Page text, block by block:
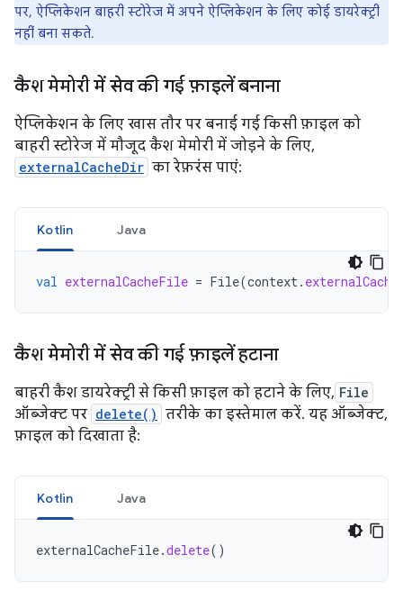
पर, ऐप्लिकेशन बाहरी स्टोरेज में अपने ऐप्लिकेशन के लिए कोई डायरेक्ट्री
नहीं बना सकते.
कैश मेमोरी में सेव की गई फ़ाइलें बनाना
ऐप्लिकेशन के लिए खास तौर पर बनाई गई किसी फ़ाइल को
बाहरी स्टोरेज में मौजूद कैश मेमोरी में जोड़ने के लिए,
externalCacheDir का रेफ़रंस पाएं:
Kotlin Java
val externalCacheFile = File(context.
कैश मेमोरी में सेव की गई फ़ाइलें हटाना
बाहरी कैश डायरेक्ट्री से किसी फ़ाइल को हटाने के लिए, File
ऑब्जेक्ट पर delete() तरीके का इस्तेमाल करें. यह ऑब्जेक्ट,
फ़ाइल को दिखाता है:
Kotlin Java
externalCacheFile.delete()